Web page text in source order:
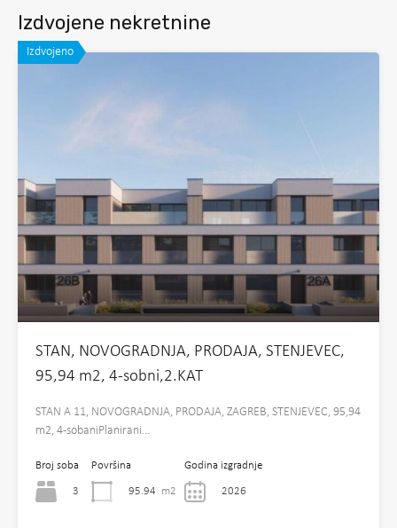
Izdvojene nekretnine
Izdvojeno
STAN, NOVOGRADNJA, PRODAJA, STENJEVEC,
95,94 m2, 4-sobni,2.KAT
STAN A 11, NOVOGRADNJA, PRODAJA, ZAGREB, STENJEVEC, 95,94
m2, 4-sobaniPlanirani…
Broj soba
3
Površina
95.94 m2
Godina izgradnje
2026